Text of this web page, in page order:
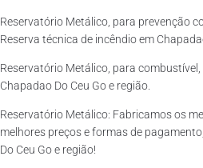
Reservatório Metálico, para prevenção
Reserva técnica de incêndio em
Reservatório Metálico, para combustível,
Chapadao Do Ceu Go e região.
Reservatório Metálico: Fabricamos os
melhores preços e formas de
Do Ceu Go e região!